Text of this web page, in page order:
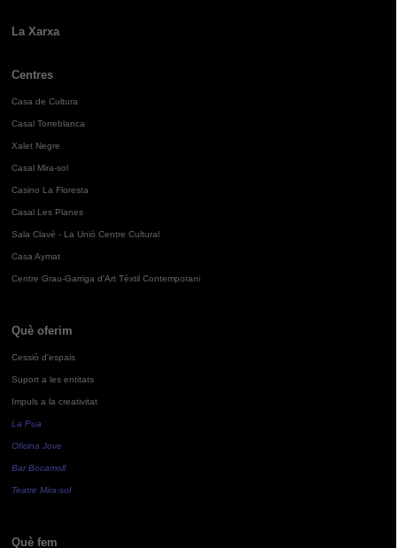
La Xarxa
Centres
Casa de Cultura
Casal Torreblanca
Xalet Negre
Casal Mira-sol
Casino La Floresta
Casal Les Planes
Sala Clavé - La Unió Centre Cultural
Casa Aymat
Centre Grau-Garriga d'Art Tèxtil Contemporani
Què oferim
Cessió d'espais
Suport a les entitats
Impuls a la creativitat
La Pua
Oficina Jove
Bar Bocamoll
Teatre Mira-sol
Què fem